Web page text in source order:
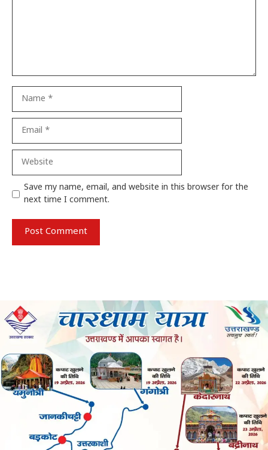
Website
Save my name, email, and website in this browser for the
next time I comment.